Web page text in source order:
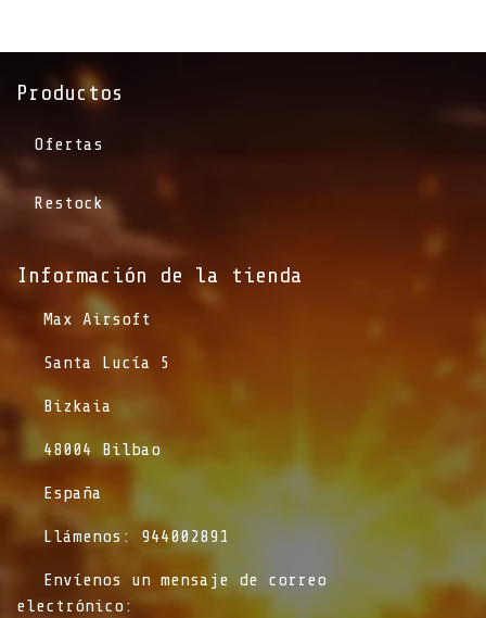
Productos
Ofertas
Restock
Información de la tienda​
​Max Airsoft
​Santa Lucía 5
​Bizkaia
​48004 Bilbao
​España
​Llámenos: 944002891
​Envíenos un mensaje de correo
electrónico: